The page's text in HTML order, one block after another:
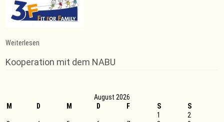
Weiterlesen
zweimal
hintereinander
Kooperation mit dem NABU
August 2026
M
D M D F S
S
1
2